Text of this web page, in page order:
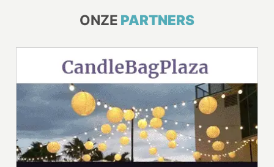
ONZE PARTNERS